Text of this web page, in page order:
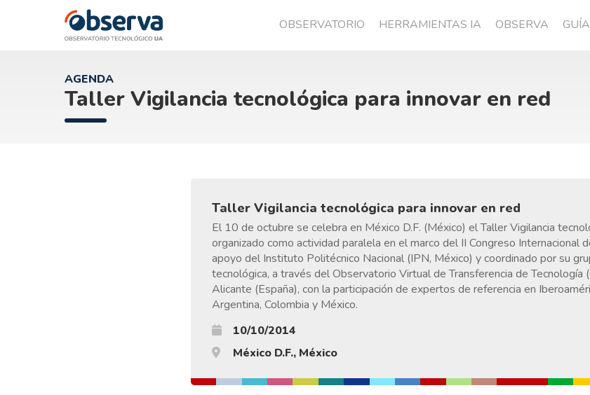
OBSERVATORIO HERRAMIENTAS IA OBSERVA
AGENDA
Taller Vigilancia tecnológica para innovar en red
Taller Vigilancia tecnológica para innovar en red
El 10 de octubre se celebra en México D.F. (México) el Taller Vigilancia
organizado como actividad paralela en el marco del II Congreso Internacional
apoyo del Instituto Politécnico Nacional (IPN, México) y coordinado por su
tecnológica, a través del Observatorio Virtual de Transferencia de Tecnología
Alicante (España), con la participación de expertos de referencia en
Argentina, Colombia y México.
10/10/2014
México D.F., México